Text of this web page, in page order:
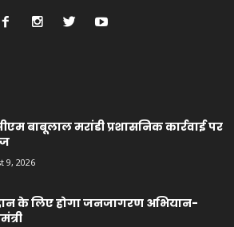
बाबूलाल मरांडी प्रशासनिक कार्रवाई पर
9, 2026
के लिए होगा जनजागरण अभियान-